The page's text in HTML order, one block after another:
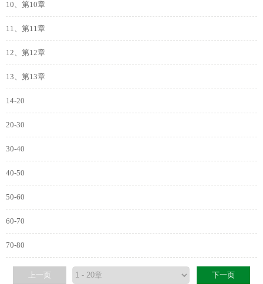
10、第10章
11、第11章
12、第12章
13、第13章
14-20
20-30
30-40
40-50
50-60
60-70
70-80
上一页 下一页